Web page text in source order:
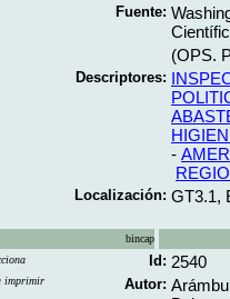
Fuente:
(OPS.
Descriptores:
-
Localización: GT3.1,
bincap
imprimir
Id: 2540
Autor: